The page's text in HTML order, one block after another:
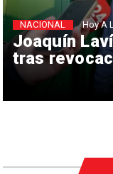
Joaquín
tras
NACIONAL Hoy A